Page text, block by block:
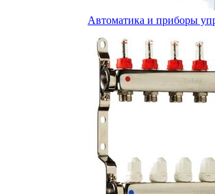
Автоматика и приборы